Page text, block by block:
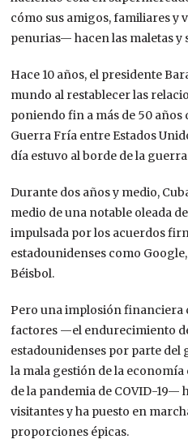
cómo sus amigos, familiares y
penurias— hacen las maletas y
Hace 10 años, el presidente
mundo al restablecer las
poniendo fin a más de 50
Guerra Fría entre Estados
día estuvo al borde de la
Durante dos años y medio,
medio de una notable oleada
impulsada por los acuerdos
estadounidenses como
Béisbol.
Pero una implosión financiera
factores —el endurecimiento
estadounidenses por parte
la mala gestión de la
de la pandemia de COVID-19—
visitantes y ha puesto en
proporciones épicas.